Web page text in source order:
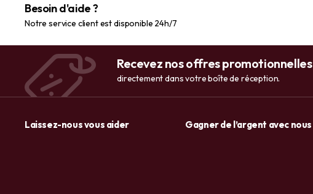
Besoin d'aide ?
Notre service client est disponible 24h/7
Recevez nos offres promotionnelles
directement dans votre boîte de réception.
Laissez-nous vous aider Gagner de l’argent avec nous